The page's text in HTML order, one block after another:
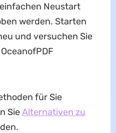
Neustart
werden. Starten
und versuchen Sie
für Sie
SieAlternativen zu